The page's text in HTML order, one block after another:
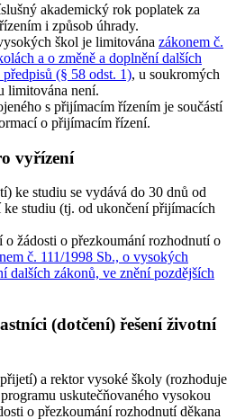
akademický rok poplatek za
i způsob úhrady.
škol je limitována zákonem č.
a o změně a doplnění dalších
(§ 58 odst. 1), u soukromých
limitována není.
s přijímacím řízením je součástí
o přijímacím řízení.
vyřízení
ke studiu se vydává do 30 dnů od
studiu (tj. od ukončení přijímacích
žádosti o přezkoumání rozhodnutí o
č. 111/1998 Sb., o vysokých
dalších zákonů, ve znění pozdějších
(dotčení) řešení životní
a rektor vysoké školy (rozhoduje
uskutečňovaného vysokou
o přezkoumání rozhodnutí děkana